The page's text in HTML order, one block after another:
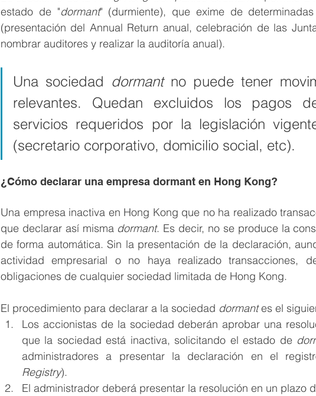
estado de "dormant" (durmiente), que exime de
(presentación del Annual Return anual, celebración de las
nombrar auditores y realizar la auditoría anual).
Una sociedad dormant no puede tener
relevantes. Quedan excluidos los pagos
servicios requeridos por la legislación
(secretario corporativo, domicilio social, etc).
¿Cómo declarar una empresa dormant en Hong Kong?
Una empresa inactiva en Hong Kong que no ha realizado
que declarar así misma dormant. Es decir, no se produce la
de forma automática. Sin la presentación de la declaración,
actividad empresarial o no haya realizado transacciones,
obligaciones de cualquier sociedad limitada de Hong Kong.
El procedimiento para declarar a la sociedad dormant es el
Los accionistas de la sociedad deberán aprobar una
que la sociedad está inactiva, solicitando el estado de
administradores a presentar la declaración en el
Registry).
El administrador deberá presentar la resolución en un plazo